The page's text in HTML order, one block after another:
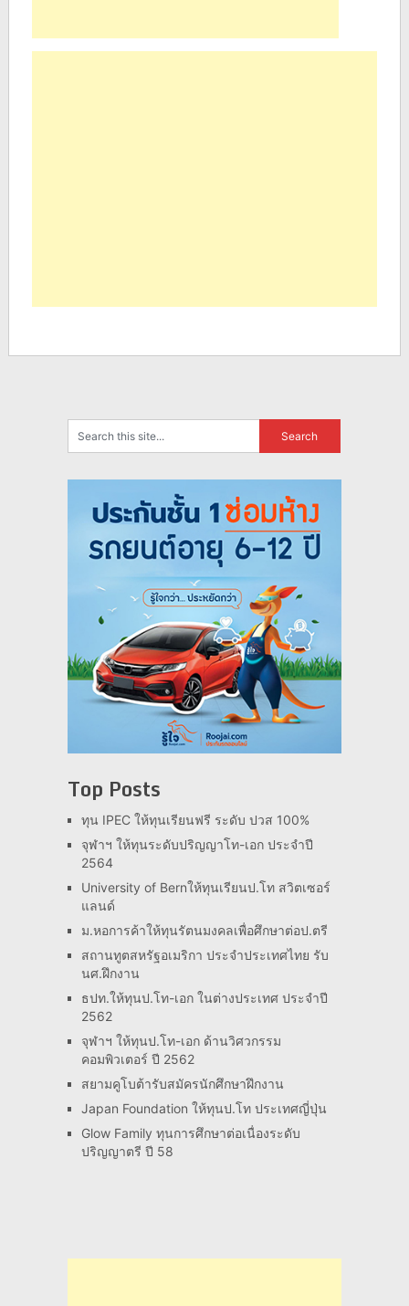
Top Posts
ทุน IPEC ให้ทุนเรียนฟรี ระดับ ปวส 100%
จุฬาฯ ให้ทุนระดับปริญญาโท-เอก ประจำปี
2564
University of Bernให้ทุนเรียนป.โท สวิตเซอร์
แลนด์
ม.หอการค้าให้ทุนรัตนมงคลเพื่อศึกษาต่อป.ตรี
สถานทูตสหรัฐอเมริกา ประจำประเทศไทย รับ
นศ.ฝึกงาน
ธปท.ให้ทุนป.โท-เอก ในต่างประเทศ ประจำปี
2562
จุฬาฯ ให้ทุนป.โท-เอก ด้านวิศวกรรม
คอมพิวเตอร์ ปี 2562
สยามคูโบต้ารับสมัครนักศึกษาฝึกงาน
Japan Foundation ให้ทุนป.โท ประเทศญี่ปุ่น
Glow Family ทุนการศึกษาต่อเนื่องระดับ
ปริญญาตรี ปี 58